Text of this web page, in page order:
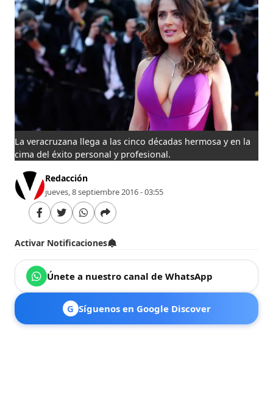
La veracruzana llega a las cinco décadas hermosa y en la
cima del éxito personal y profesional.
Redacción
jueves, 8 septiembre 2016 - 03:55
Activar Notificaciones
Únete a nuestro canal de WhatsApp
G Síguenos en Google Discover